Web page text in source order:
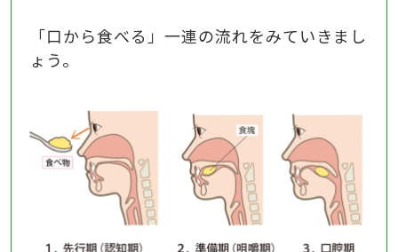
「口から食べる」一連の流れをみていきまし
ょう。